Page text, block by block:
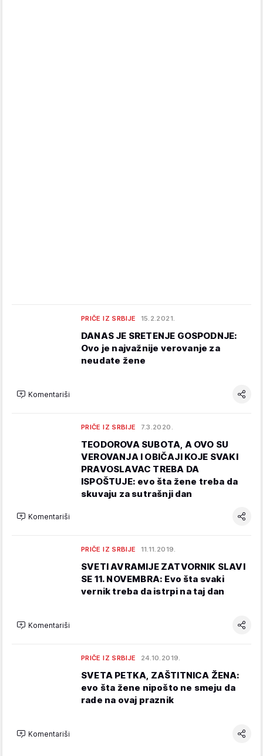
PRIČE IZ SRBIJE 15.2.2021.
DANAS JE SRETENJE GOSPODNJE:
Ovo je najvažnije verovanje za
neudate žene
Komentariši
PRIČE IZ SRBIJE 7.3.2020.
TEODOROVA SUBOTA, A OVO SU
VEROVANJA I OBIČAJI KOJE SVAKI
PRAVOSLAVAC TREBA DA
ISPOŠTUJE: evo šta žene treba da
skuvaju za sutrašnji dan
Komentariši
PRIČE IZ SRBIJE 11.11.2019.
SVETI AVRAMIJE ZATVORNIK SLAVI
SE 11. NOVEMBRA: Evo šta svaki
vernik treba da istrpi na taj dan
Komentariši
PRIČE IZ SRBIJE 24.10.2019.
SVETA PETKA, ZAŠTITNICA ŽENA:
evo šta žene nipošto ne smeju da
rade na ovaj praznik
Komentariši